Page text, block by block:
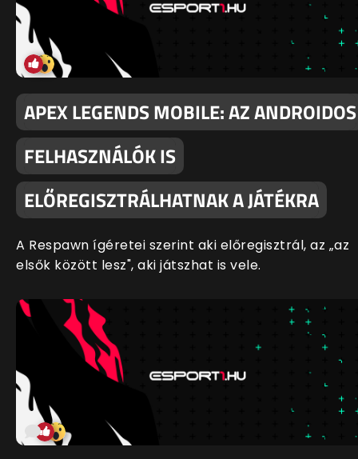
APEX LEGENDS MOBILE: AZ ANDROIDOS
FELHASZNÁLÓK IS
ELŐREGISZTRÁLHATNAK A JÁTÉKRA
A Respawn ígéretei szerint aki előregisztrál, az „az
elsők között lesz", aki játszhat is vele.